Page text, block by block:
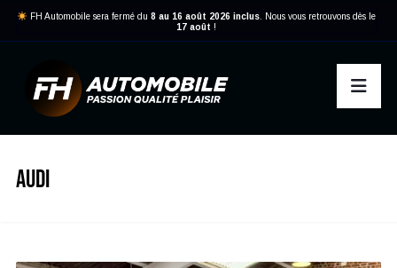
FH Automobile sera fermé du 8 au 16 août 2026 inclus. Nous vous retrouvons dès le
17 août !
AUDI